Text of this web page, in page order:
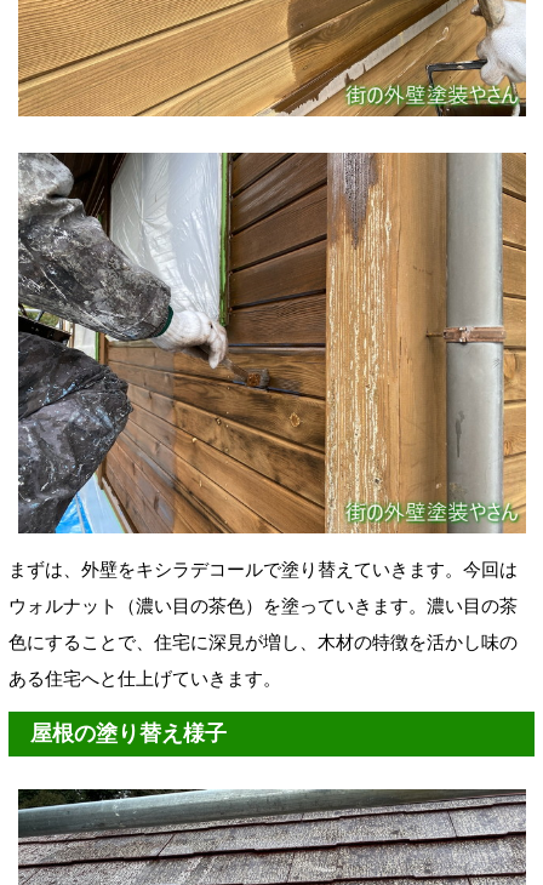
まずは、外壁をキシラデコールで塗り替えていきます。今回は
ウォルナット（濃い目の茶色）を塗っていきます。濃い目の茶
色にすることで、住宅に深見が増し、木材の特徴を活かし味の
ある住宅へと仕上げていきます。
屋根の塗り替え様子